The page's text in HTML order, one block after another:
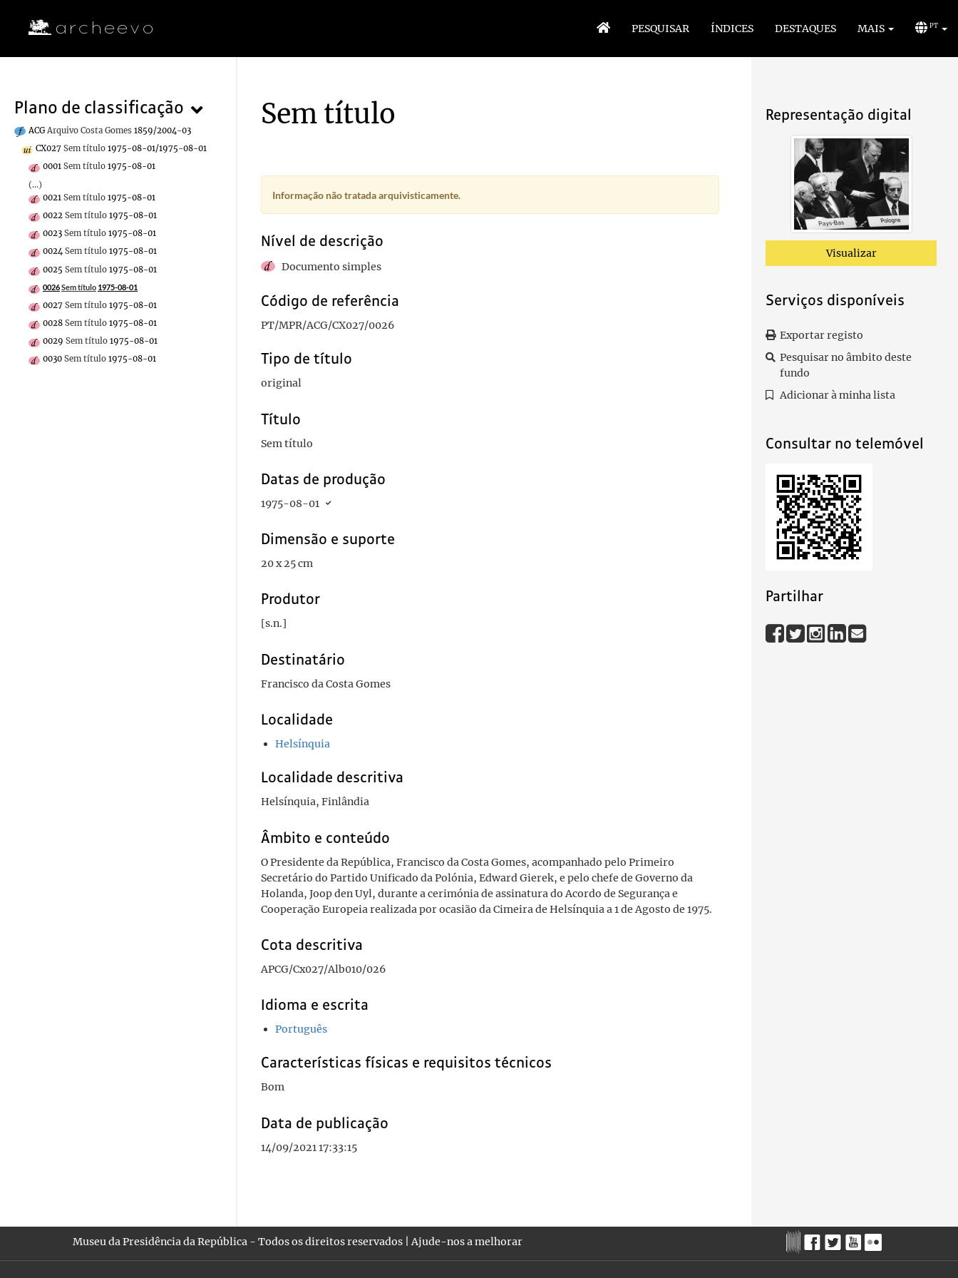
PESQUISAR ÍNDICES DESTAQUES MAIS PT
Plano de classificação
ACG Arquivo Costa Gomes 1859/2004-03
CX027 Sem título 1975-08-01/1975-08-01
0001 Sem título 1975-08-01
(...)
0021 Sem título 1975-08-01
0022 Sem título 1975-08-01
0023 Sem título 1975-08-01
0024 Sem título 1975-08-01
0025 Sem título 1975-08-01
0026Sem título 1975-08-01
0027 Sem título 1975-08-01
0028 Sem título 1975-08-01
0029 Sem título 1975-08-01
0030 Sem título 1975-08-01
Representação digital
Visualizar
Serviços disponíveis
Exportar registo
Pesquisar no âmbito deste
fundo
Adicionar à minha lista
Consultar no telemóvel
Partilhar
Sem título
Informação não tratada arquivisticamente.
Nível de descrição
Documento simples
Código de referência
PT/MPR/ACG/CX027/0026
Tipo de título
original
Título
Sem título
Datas de produção
1975-08-01
Dimensão e suporte
20 x 25 cm
Produtor
[s.n.]
Destinatário
Francisco da Costa Gomes
Localidade
Helsínquia
Localidade descritiva
Helsínquia, Finlândia
Âmbito e conteúdo
O Presidente da República, Francisco da Costa Gomes, acompanhado pelo Primeiro
Secretário do Partido Unificado da Polónia, Edward Gierek, e pelo chefe de Governo da
Holanda, Joop den Uyl, durante a cerimónia de assinatura do Acordo de Segurança e
Cooperação Europeia realizada por ocasião da Cimeira de Helsínquia a 1 de Agosto de 1975.
Cota descritiva
APCG/Cx027/Alb010/026
Idioma e escrita
Português
Características físicas e requisitos técnicos
Bom
Data de publicação
14/09/2021 17:33:15
Museu da Presidência da República - Todos os direitos reservados |Ajude-nos a melhorar